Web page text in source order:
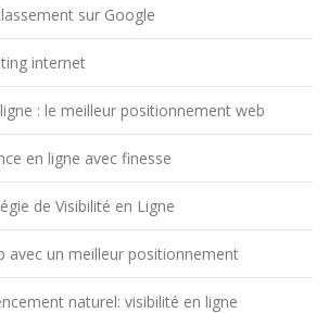
sur Google
internet
: le meilleur positionnement web
en ligne avec finesse
de Visibilité en Ligne
avec un meilleur positionnement
naturel: visibilité en ligne